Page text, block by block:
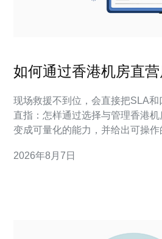
如何通过香港机房直
现场救援不到位，会直接把SLA
直指：怎样通过选择与管理香港机
变成可量化的能力，并给出可操作的
地部署自己的运维团队、备件与物
2026年8月7日